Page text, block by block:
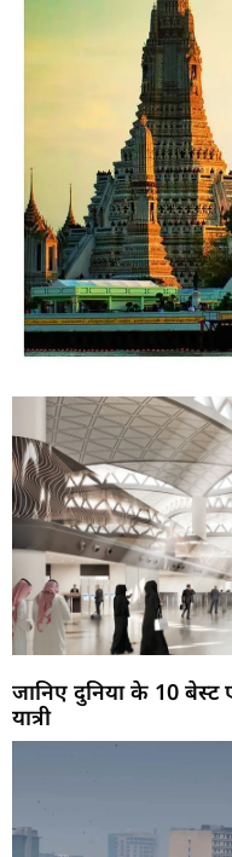
जानिए दुनिया के 10 बेस्ट
यात्री